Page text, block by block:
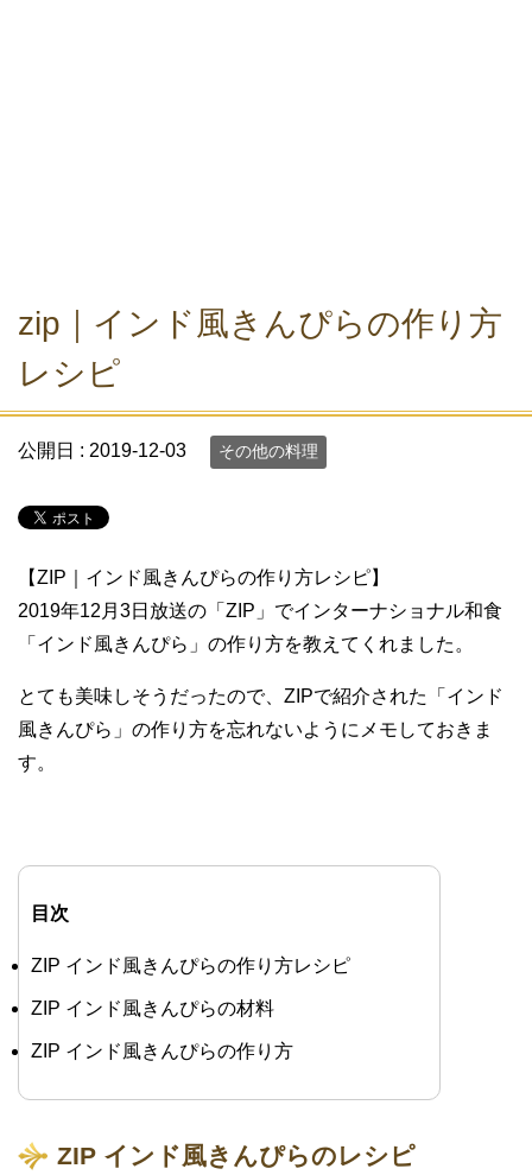
zip｜インド風きんぴらの作り方
レシピ
公開日 : 2019-12-03 その他の料理
【ZIP｜インド風きんぴらの作り方レシピ】
2019年12月3日放送の「ZIP」でインターナショナル和食
「インド風きんぴら」の作り方を教えてくれました。
とても美味しそうだったので、ZIPで紹介された「インド
風きんぴら」の作り方を忘れないようにメモしておきま
す。
目次
ZIP インド風きんぴらの作り方レシピ
ZIP インド風きんぴらの材料
ZIP インド風きんぴらの作り方
ZIP インド風きんぴらのレシピ